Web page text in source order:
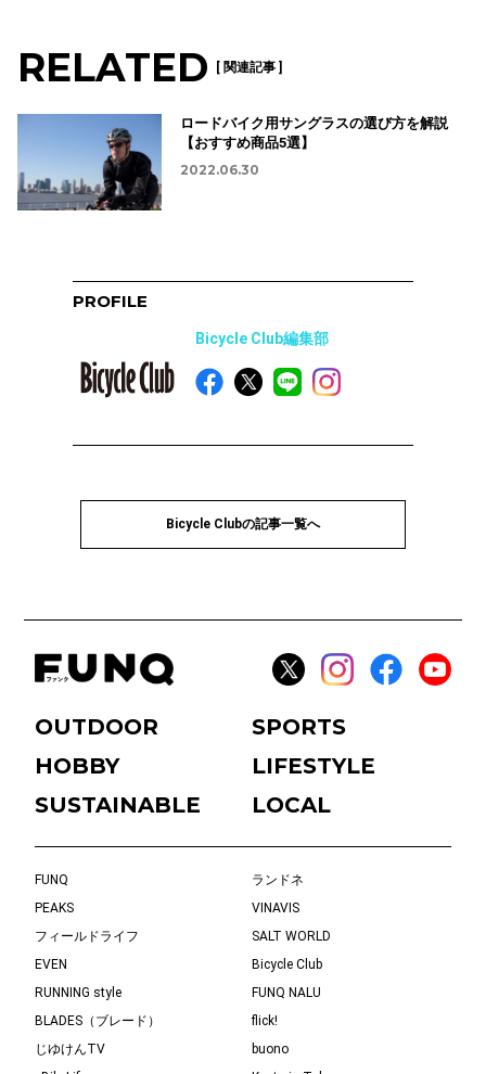
RELATED [ 関連記事 ]
ロードバイク用サングラスの選び方を解説
【おすすめ商品5選】
2022.06.30
PROFILE
Bicycle Club編集部
Bicycle Clubの記事一覧へ
OUTDOOR
SPORTS
HOBBY
LIFESTYLE
SUSTAINABLE
LOCAL
FUNQ
ランドネ
PEAKS
VINAVIS
フィールドライフ
SALT WORLD
EVEN
Bicycle Club
RUNNING style
FUNQ NALU
BLADES（ブレード）
flick!
じゆけんTV
buono